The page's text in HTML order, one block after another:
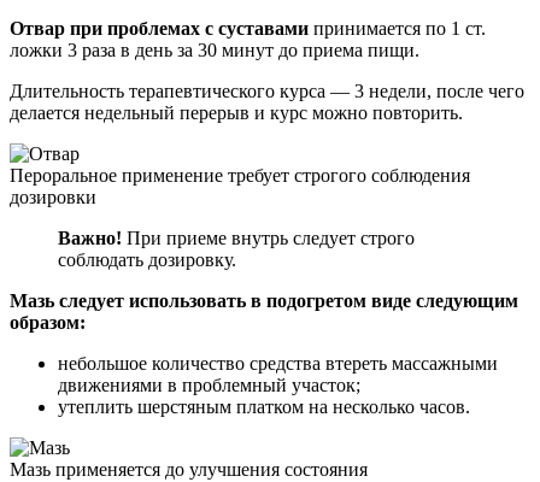
Отвар при проблемах с суставами принимается по 1 ст.
ложки 3 раза в день за 30 минут до приема пищи.
Длительность терапевтического курса — 3 недели, после чего
делается недельный перерыв и курс можно повторить.
Пероральное применение требует строгого соблюдения
дозировки
Важно! При приеме внутрь следует строго
соблюдать дозировку.
Мазь следует использовать в подогретом виде следующим
образом:
небольшое количество средства втереть массажными
движениями в проблемный участок;
утеплить шерстяным платком на несколько часов.
Мазь применяется до улучшения состояния